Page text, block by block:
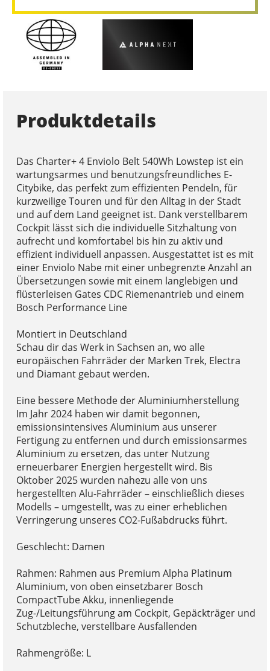
Produktdetails
Das Charter+ 4 Enviolo Belt 540Wh Lowstep ist ein
wartungsarmes und benutzungsfreundliches E-
Citybike, das perfekt zum effizienten Pendeln, für
kurzweilige Touren und für den Alltag in der Stadt
und auf dem Land geeignet ist. Dank verstellbarem
Cockpit lässt sich die individuelle Sitzhaltung von
aufrecht und komfortabel bis hin zu aktiv und
effizient individuell anpassen. Ausgestattet ist es mit
einer Enviolo Nabe mit einer unbegrenzte Anzahl an
Übersetzungen sowie mit einem langlebigen und
flüsterleisen Gates CDC Riemenantrieb und einem
Bosch Performance Line
Montiert in Deutschland
Schau dir das Werk in Sachsen an, wo alle
europäischen Fahrräder der Marken Trek, Electra
und Diamant gebaut werden.
Eine bessere Methode der Aluminiumherstellung
Im Jahr 2024 haben wir damit begonnen,
emissionsintensives Aluminium aus unserer
Fertigung zu entfernen und durch emissionsarmes
Aluminium zu ersetzen, das unter Nutzung
erneuerbarer Energien hergestellt wird. Bis
Oktober 2025 wurden nahezu alle von uns
hergestellten Alu-Fahrräder – einschließlich dieses
Modells – umgestellt, was zu einer erheblichen
Verringerung unseres CO2-Fußabdrucks führt.
Geschlecht: Damen
Rahmen: Rahmen aus Premium Alpha Platinum
Aluminium, von oben einsetzbarer Bosch
CompactTube Akku, innenliegende
Zug-/Leitungsführung am Cockpit, Gepäckträger und
Schutzbleche, verstellbare Ausfallenden
Rahmengröße: L